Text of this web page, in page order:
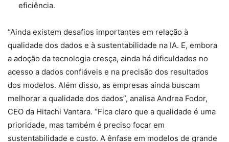
eficiência.
“Ainda existem desafios importantes em relação à
qualidade dos dados e à sustentabilidade na IA. E, embora
a adoção da tecnologia cresça, ainda há dificuldades no
acesso a dados confiáveis e na precisão dos resultados
dos modelos. Além disso, as empresas ainda buscam
melhorar a qualidade dos dados”, analisa Andrea Fodor,
CEO da Hitachi Vantara. “Fica claro que a qualidade é uma
prioridade, mas também é preciso focar em
sustentabilidade e custo. A ênfase em modelos de grande